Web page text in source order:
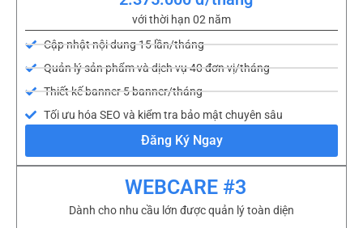
với thời hạn 02 năm
Cập nhật nội dung 15 lần/tháng
Quản lý sản phẩm và dịch vụ 40 đơn vị/tháng
Thiết kế banner 5 banner/tháng
Tối ưu hóa SEO và kiểm tra bảo mật chuyên sâu
Đăng Ký Ngay
WEBCARE #3
Dành cho nhu cầu lớn được quản lý toàn diện